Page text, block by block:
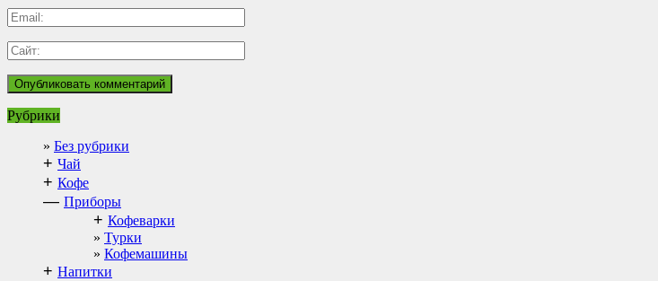
Рубрики
Без рубрики
+ Чай
+ Кофе
— Приборы
+ Кофеварки
Турки
Кофемашины
+ Напитки